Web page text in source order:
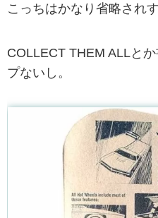
こっちはかなり省略され
COLLECT THEM ALLと
プないし。